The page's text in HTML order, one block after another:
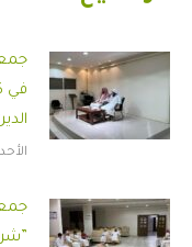
في
الأحد 19 صفر 1448هـ